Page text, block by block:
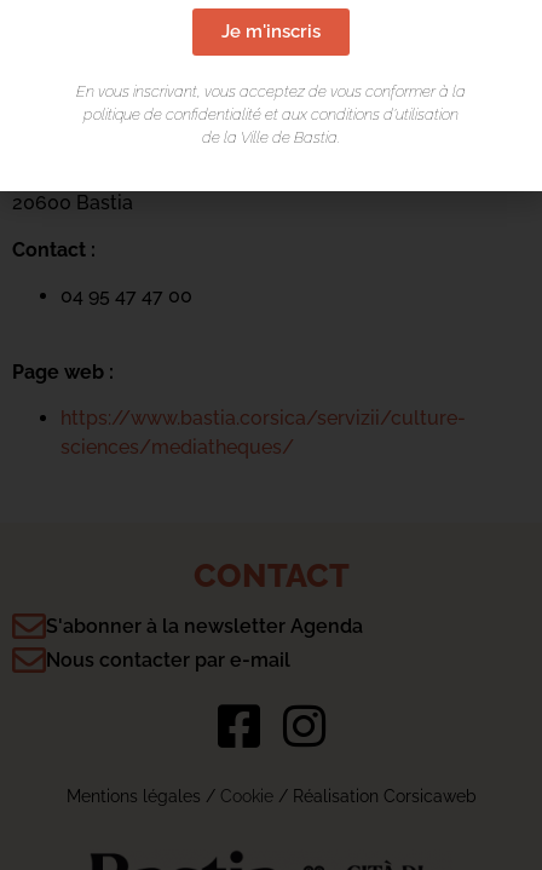
Mediateca Barberine Duriani
20600 Bastia
Contact :
04 95 47 47 00
Page web :
https://www.bastia.corsica/servizii/culture-
sciences/mediatheques/
CONTACT
S'abonner à la newsletter Agenda
Nous contacter par e-mail
Mentions légales / Cookie/ Réalisation Corsicaweb
Je m'inscris
En vous inscrivant, vous acceptez de vous conformer à la
politique de confidentialité et aux conditions d’utilisation
de la Ville de Bastia.